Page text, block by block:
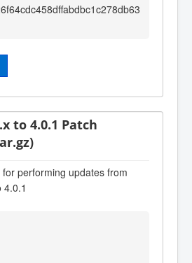
to 4.0.1 Patch
performing updates from
4.0.1